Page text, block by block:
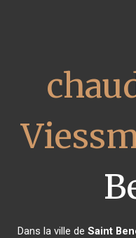
Dans la ville deSaint